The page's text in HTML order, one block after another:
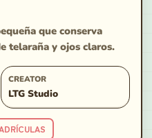
que conserva
telaraña y ojos claros.
CREATOR
LTG Studio